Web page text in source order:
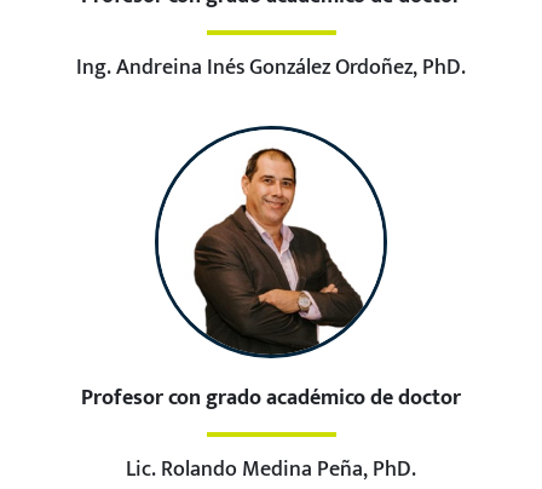
Ing. Andreina Inés González Ordoñez, PhD.
Profesor con grado académico de doctor
Lic. Rolando Medina Peña, PhD.